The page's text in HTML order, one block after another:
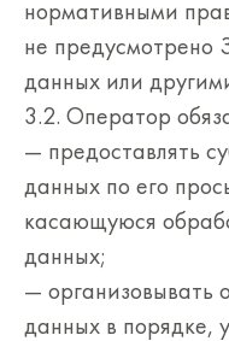
нормативными
не предусмотрено
данных или
3.2. Оператор
— предоставлять
данных по его
касающуюся
данных;
— организовывать
данных в порядке,